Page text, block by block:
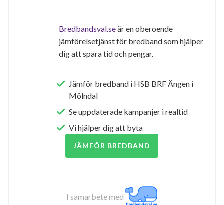
Bredbandsval.seär en oberoende
jämförelsetjänst för bredband som hjälper
dig att spara tid och pengar.
Jämför bredband i HSB BRF Ängen i
Mölndal
Se uppdaterade kampanjer i realtid
Vi hjälper dig att byta
JÄMFÖR BREDBAND
I samarbete med